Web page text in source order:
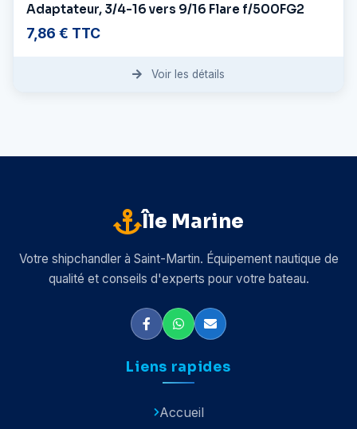
Adaptateur, 3/4-16 vers 9/16 Flare f/500FG2
7,86 € TTC
Voir les détails
Île Marine
Votre shipchandler à Saint-Martin. Équipement nautique de
qualité et conseils d'experts pour votre bateau.
Liens rapides
Accueil